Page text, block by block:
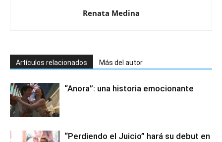
Renata Medina
Artículos relacionados Más del autor
“Anora”: una historia emocionante
“Perdiendo el Juicio” hará su debut en